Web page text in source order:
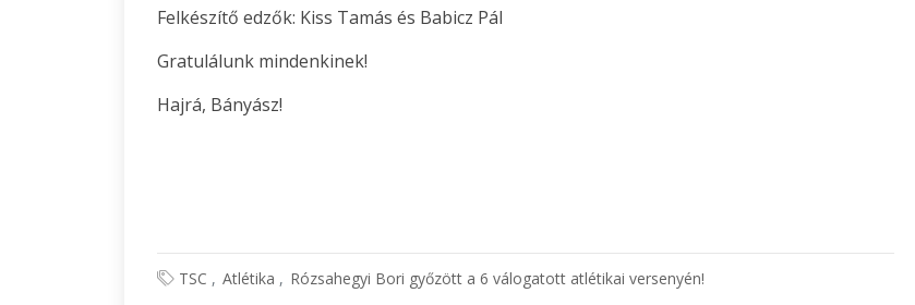
Felkészítő edzők: Kiss Tamás és Babicz Pál
Gratulálunk mindenkinek!
Hajrá, Bányász!
TSC Atlétika Rózsahegyi Bori győzött a 6 válogatott atlétikai versenyén!